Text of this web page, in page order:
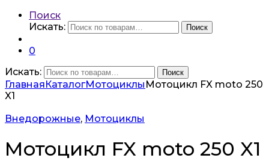
Поиск
Искать:
Поиск
0
Искать:
Поиск
ГлавнаяКаталогМотоциклы Мотоцикл FX moto 250
X1
Внедорожные, Мотоциклы
Мотоцикл FX moto 250 X1